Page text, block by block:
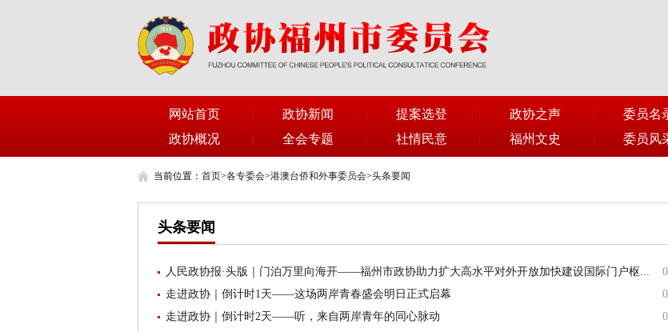
网站首页 政协新闻 提案选登 政协之声 委员名
政协概况
全会专题 社情民意 福州文史 委员风
当前位置： 首页>各专委会>港澳台侨和外事委员会>头条要闻
头条要闻
人民政协报·头版｜门泊万里向海开——福州市政协助力扩大高水平对外开放加快建设国际门户枢...
走进政协｜倒计时1天——这场两岸青春盛会明日正式启幕
走进政协｜倒计时2天——听，来自两岸青年的同心脉动